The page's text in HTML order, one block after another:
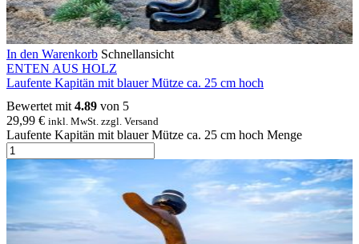
In den Warenkorb Schnellansicht
ENTEN AUS HOLZ
Laufente Kapitän mit blauer Mütze ca. 25 cm hoch
Bewertet mit 4.89 von 5
29,99 € inkl. MwSt. zzgl. Versand
Laufente Kapitän mit blauer Mütze ca. 25 cm hoch Menge